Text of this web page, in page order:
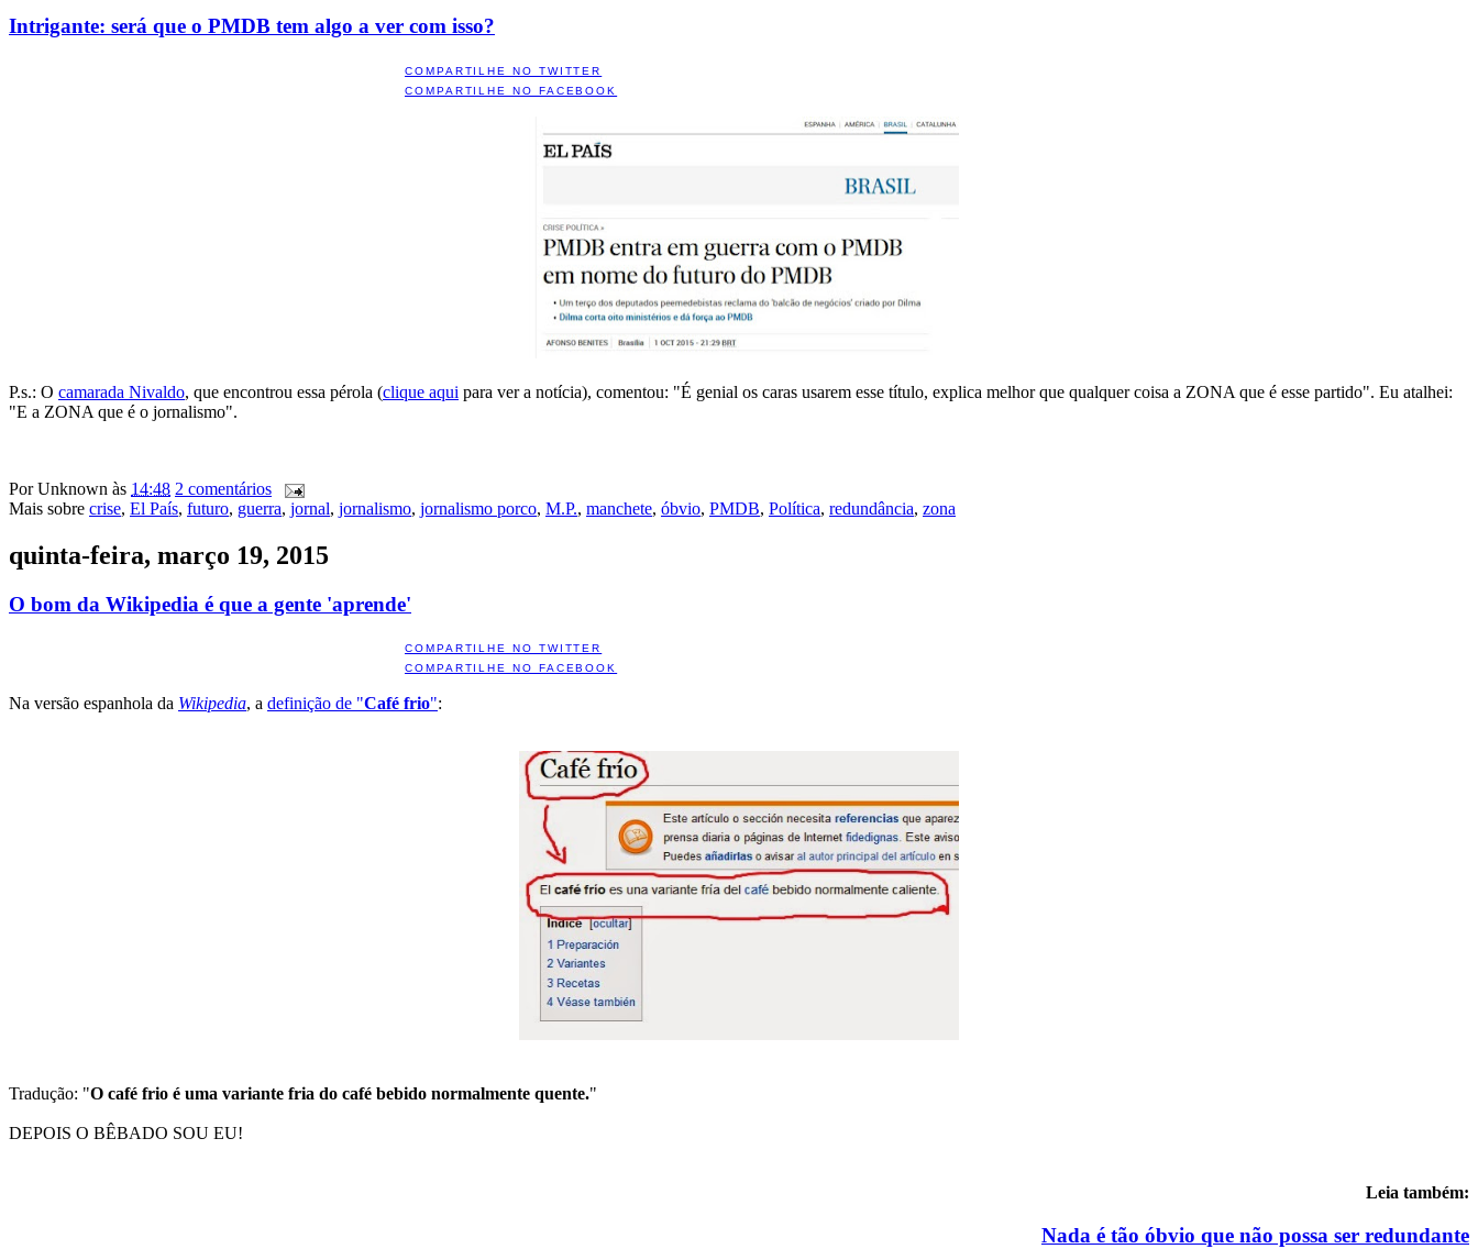
Intrigante: será que o PMDB tem algo a ver com isso?
COMPARTILHE NO TWITTER
COMPARTILHE NO FACEBOOK
P.s.: O camarada Nivaldo, que encontrou essa pérola (clique aqui para ver a notícia), comentou: "É genial os caras usarem esse título, explica melhor que qualquer coisa a ZONA que é esse partido". Eu atalhei:
"E a ZONA que é o jornalismo".
PorUnknown às 14:48 2 comentários
Mais sobre crise, El País, futuro, guerra, jornal, jornalismo, jornalismo porco, M.P., manchete, óbvio, PMDB, Política, redundância, zona
quinta-feira, março 19, 2015
O bom da Wikipedia é que a gente 'aprende'
COMPARTILHE NO TWITTER
COMPARTILHE NO FACEBOOK
Na versão espanhola da Wikipedia, a definição de "Café frio":
Tradução: "O café frio é uma variante fria do café bebido normalmente quente."
DEPOIS O BÊBADO SOU EU!
Leia também:
Nada é tão óbvio que não possa ser redundante